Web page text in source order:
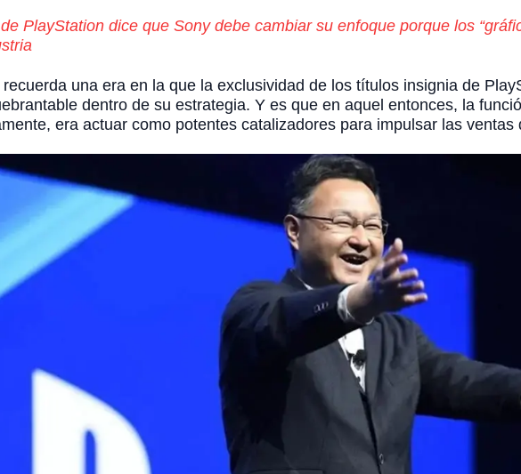
PlayStation dice que Sony debe cambiar su enfoque porque los
una era en la que la exclusividad de los títulos insignia de
dentro de su estrategia. Y es que en aquel entonces, la
era actuar como potentes catalizadores para impulsar las ventas